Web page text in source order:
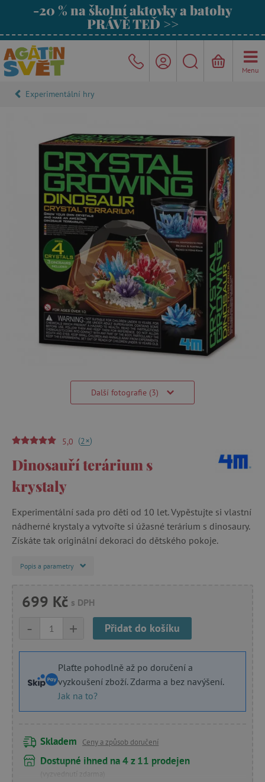
-20 % na školní aktovky a batohy
PRÁVĚ TEĎ >>
Menu
Experimentální hry
Další fotografie (3)
5,0 (2+)
Dinosauří terárium s
krystaly
Experimentální sada pro děti od 10 let. Vypěstujte si vlastní
nádherné krystaly a vytvořte si úžasné terárium s dinosaury.
Získáte tak originální dekoraci do dětského pokoje.
Popis a parametry
699 Kč s DPH
+
- Přidat do košíku
Plaťte pohodlně až po doručení a
vyzkoušení zboží. Zdarma a bez navýšení.
Jak na to?
Skladem Ceny a způsob doručení
Dostupné ihned na 4 z 11 prodejen
(vyzvednutí zdarma)